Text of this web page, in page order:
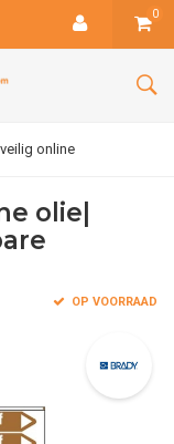
0
online
olie|
OP VOORRAAD